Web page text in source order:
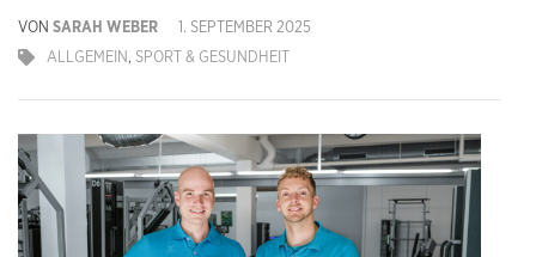
VON SARAH WEBER
1. SEPTEMBER 2025
ALLGEMEIN, SPORT & GESUNDHEIT